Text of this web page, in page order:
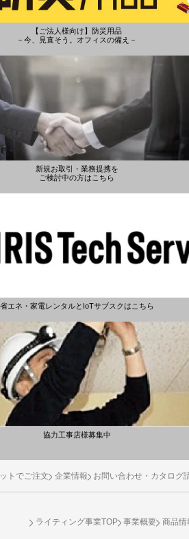
【ご法人様向け】防災用品
－今、見直そう。オフィスの備え－
新規お取引・業務提携を
ご検討中の方はこちら
省エネ・家電レンタルとIoTサブスクはこちら
協力工事店様募集中
トでご注文 企業情報 お問い合わせ・カタログ
ライティング事業TOP 事業概要 商品情